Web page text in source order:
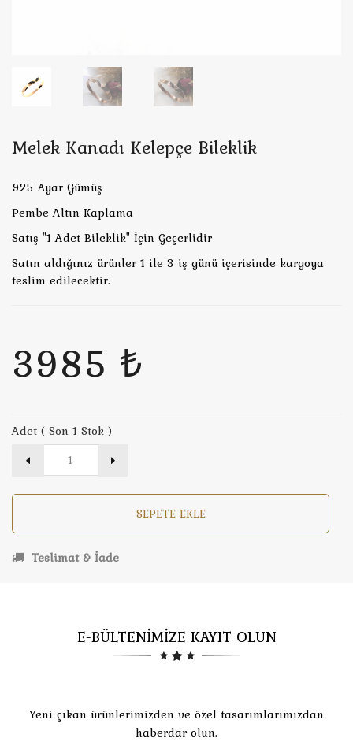
Melek Kanadı Kelepçe Bileklik
925 Ayar Gümüş
Pembe Altın Kaplama
Satış "1 Adet Bileklik" İçin Geçerlidir
Satın aldığınız ürünler 1 ile 3 iş günü içerisinde kargoya
teslim edilecektir.
3985 ₺
Adet ( Son 1 Stok )
SEPETE EKLE
Teslimat & İade
E-BÜLTENİMİZE KAYIT OLUN
Yeni çıkan ürünlerimizden ve özel tasarımlarımızdan
haberdar olun.